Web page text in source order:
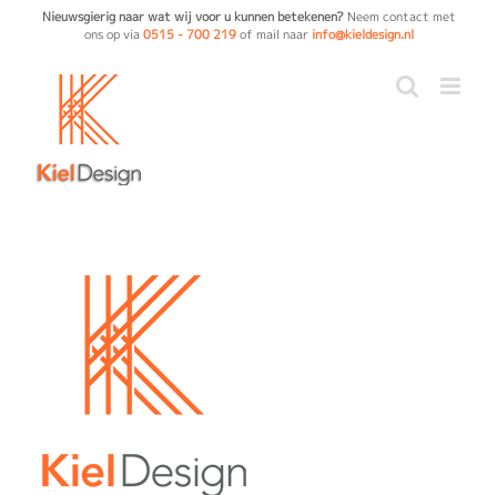
Nieuwsgierig naar wat wij voor u kunnen betekenen?Neem contact met
ons op via0515 - 700 219of mail naar info@kieldesign.nl